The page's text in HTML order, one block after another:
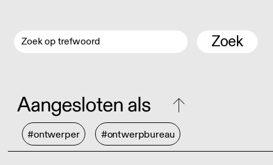
Zoek
Aangesloten als
#ontwerper #ontwerpbureau